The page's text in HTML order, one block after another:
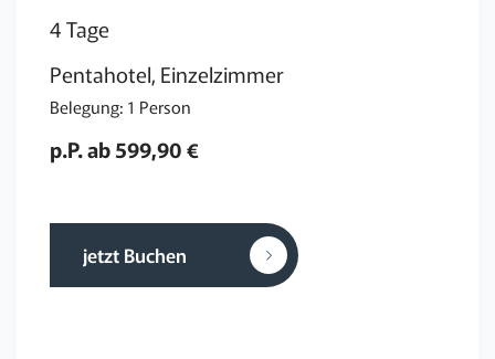
4 Tage
Pentahotel, Einzelzimmer
Belegung: 1 Person
p.P. ab 599,90 €
jetzt Buchen